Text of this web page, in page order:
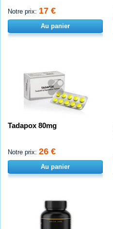
Notre prix: 17 €
Au panier
Tadapox 80mg
Notre prix: 26 €
Au panier